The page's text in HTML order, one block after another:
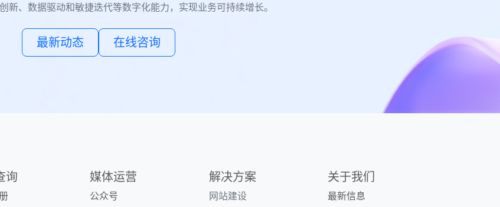
新、数据驱动和敏捷迭代等数字化能力，实现业务可持续增长。
最新动态 在线咨询
询 媒体运营
公众号
解决方案
网站建设
关于我们
最新信息